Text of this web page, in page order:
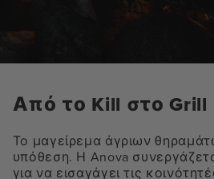
Από το Kill στο Grill
Το μαγείρεμα άγριων
υπόθεση. Η Anova
για να εισαγάγει τις